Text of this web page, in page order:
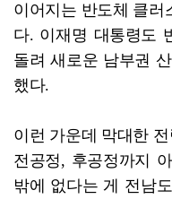
이어지는 반도체 클러
다. 이재명 대통령도
돌려 새로운 남부권
했다.
이런 가운데 막대한
전공정, 후공정까지
밖에 없다는 게 전남